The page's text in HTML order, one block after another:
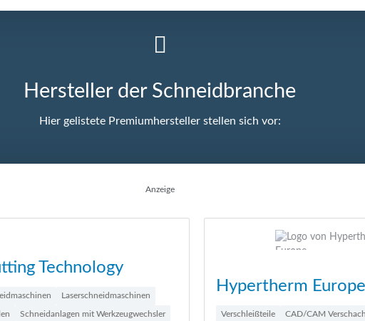
Hersteller der Schneidbranche
Hier gelistete Premiumhersteller stellen sich vor:
Anzeige
Verschleißteile CAD/CAM Verschachtelungssoftware
CAD/